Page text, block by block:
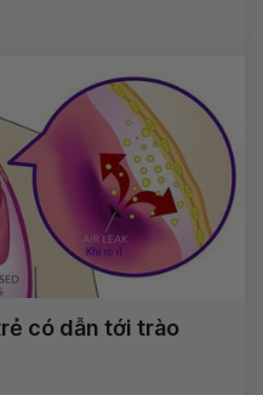
có dẫn tới trào